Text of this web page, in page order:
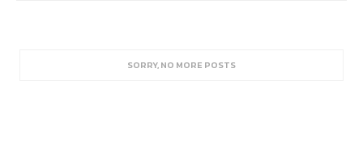
SORRY, NO MORE POSTS